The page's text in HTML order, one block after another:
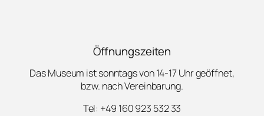
Öffnungszeiten
Das Museum ist sonntags von 14-17 Uhr geöffnet,
bzw. nach Vereinbarung.
Tel: +49 160 923 532 33